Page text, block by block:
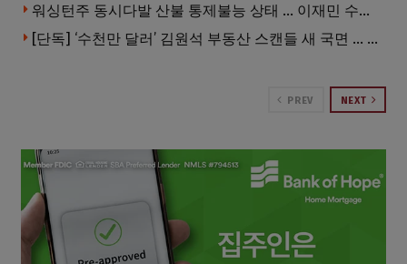
워싱턴주 동시다발 산불 통제불능 상태 … 이재민 수십만명
[단독] ‘수천만 달러’ 김원석 부동산 스캔들 새 국면 … 한인 투자자들 소송 잇따라 ‘디폴트’ 절차
PREV NEXT